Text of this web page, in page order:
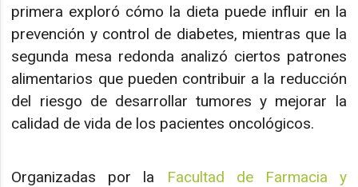
primera exploró cómo la dieta puede influir en la
prevención y control de diabetes, mientras que la
segunda mesa redonda analizó ciertos patrones
alimentarios que pueden contribuir a la reducción
del riesgo de desarrollar tumores y mejorar la
calidad de vida de los pacientes oncológicos.
Organizadas por la
Facultad de Farmacia y